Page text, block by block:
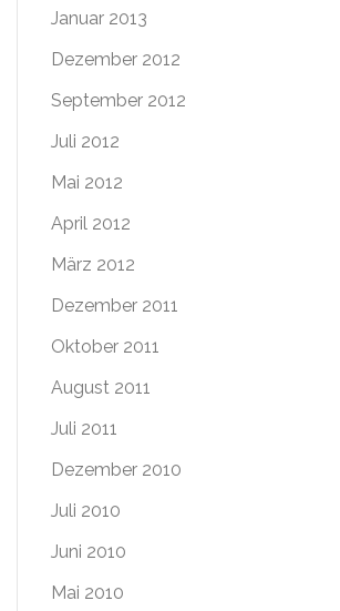
Januar 2013
Dezember 2012
September 2012
Juli 2012
Mai 2012
April 2012
März 2012
Dezember 2011
Oktober 2011
August 2011
Juli 2011
Dezember 2010
Juli 2010
Juni 2010
Mai 2010